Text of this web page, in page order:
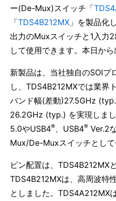
ー(De-Mux)スイッチ「
「TDS4B212MX 」を製品化
出力のMuxスイッチと1入力
して使用できます。本日から
新製品は、当社独自のSOIプ
し、TDS4B212MXでは業界
バンド幅(差動)27.5GHz
26.2GHz (typ.) を実現しま
5.0やUSB4®、USB4® Ver.2
Mux/De-Muxスイッチとして
ピン配置は、TDS4B212MX
TDS4B212MXは、高周波特
としました。TDS4A212MX